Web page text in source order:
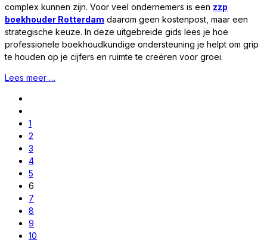
complex kunnen zijn. Voor veel ondernemers is een zzp
boekhouder Rotterdam daarom geen kostenpost, maar een
strategische keuze. In deze uitgebreide gids lees je hoe
professionele boekhoudkundige ondersteuning je helpt om grip
te houden op je cijfers en ruimte te creëren voor groei.
Lees meer …
1
2
3
4
5
6
7
8
9
10